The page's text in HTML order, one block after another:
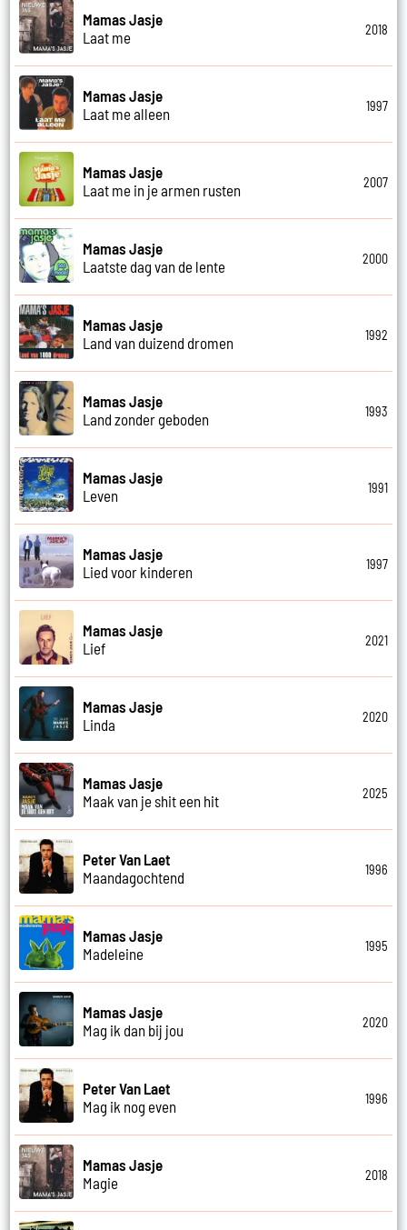
Mamas Jasje
Laat me
2018
Mamas Jasje
Laat me alleen
1997
Mamas Jasje
Laat me in je armen rusten
2007
Mamas Jasje
Laatste dag van de lente
2000
Mamas Jasje
Land van duizend dromen
1992
Mamas Jasje
Land zonder geboden
1993
Mamas Jasje
Leven
1991
Mamas Jasje
Lied voor kinderen
1997
Mamas Jasje
Lief
2021
Mamas Jasje
Linda
2020
Mamas Jasje
Maak van je shit een hit
2025
Peter Van Laet
Maandagochtend
1996
Mamas Jasje
Madeleine
1995
Mamas Jasje
Mag ik dan bij jou
2020
Peter Van Laet
Mag ik nog even
1996
Mamas Jasje
Magie
2018